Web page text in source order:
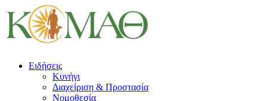
Ειδήσεις
Κυνήγι
Διαχείριση & Προστασία
Νομοθεσία